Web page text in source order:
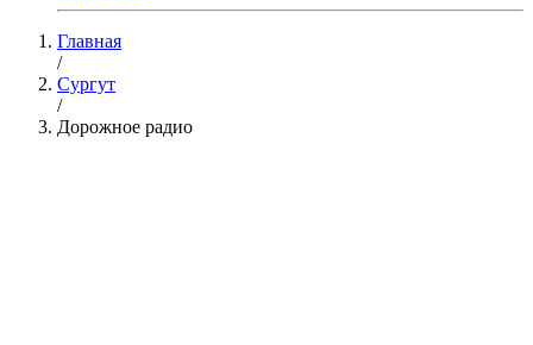
Главная
/
Сургут
/
Дорожное радио